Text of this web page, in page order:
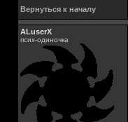
Вернуться к началу
ALuserX
псих-одиночка